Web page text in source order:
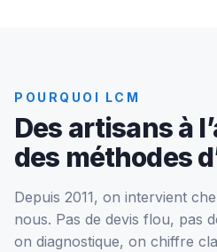
POURQUOI LCM
Des artisans à
des méthodes
Depuis 2011, on intervient
nous. Pas de devis flou, pas
on diagnostique, on chiffre